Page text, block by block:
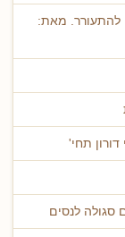
להתעורר. מאת:
תחי'
סגולה לנסים